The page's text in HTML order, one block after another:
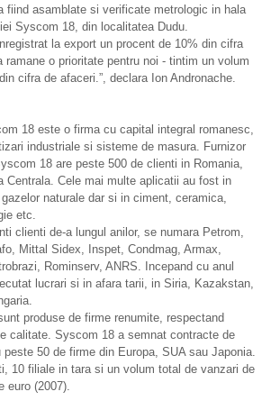
fiind asamblate si verificate metrologic in hala
Syscom 18, din localitatea Dudu.
la export un procent de 10% din cifra
ramane o prioritate pentru noi - tintim un volum
cifra de afaceri.”, declara Ion Andronache.
18 este o firma cu capital integral romanesc,
industriale si sisteme de masura. Furnizor
18 are peste 500 de clienti in Romania,
Centrala. Cele mai multe aplicatii au fost in
naturale dar si in ciment, ceramica,
etc.
clienti de-a lungul anilor, se numara Petrom,
Mittal Sidex, Inspet, Condmag, Armax,
Rominserv, ANRS. Incepand cu anul
lucrari si in afara tarii, in Siria, Kazakstan,
produse de firme renumite, respectand
calitate. Syscom 18 a semnat contracte de
50 de firme din Europa, SUA sau Japonia.
10 filiale in tara si un volum total de vanzari de
euro (2007).